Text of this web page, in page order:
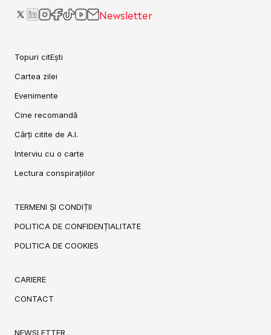
Newsletter
Topuri citEști
Cartea zilei
Evenimente
Cine recomandă
Cărți citite de A.I.
Interviu cu o carte
Lectura conspirațiilor
TERMENI ȘI CONDIȚII
POLITICA DE CONFIDENȚIALITATE
POLITICA DE COOKIES
CARIERE
CONTACT
NEWSLETTER